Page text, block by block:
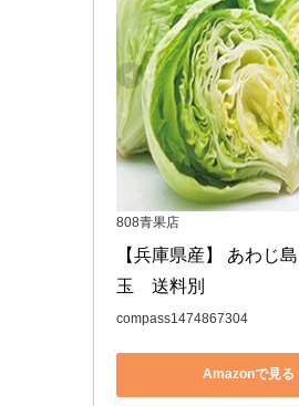
808青果店
【兵庫県産】 あわじ
玉　送料別
compass1474867304
Amazonで見る